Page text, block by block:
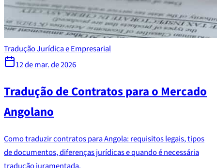
Tradução Jurídica e Empresarial
12 de mar. de 2026
Tradução de Contratos para o Mercado
Angolano
Como traduzir contratos para Angola: requisitos legais, tipos
de documentos, diferenças jurídicas e quando é necessária